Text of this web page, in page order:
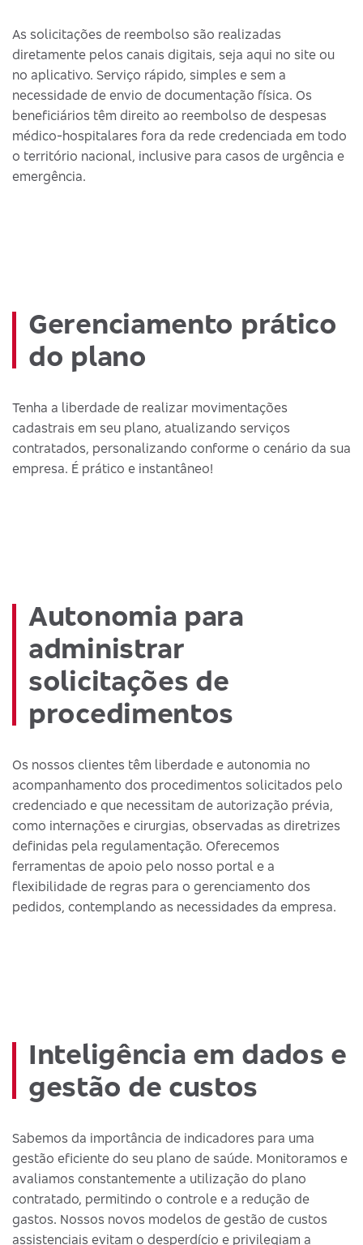
As solicitações de reembolso são realizadas
diretamente pelos canais digitais, seja aqui no site ou
no aplicativo. Serviço rápido, simples e sem a
necessidade de envio de documentação física. Os
beneficiários têm direito ao reembolso de despesas
médico-hospitalares fora da rede credenciada em todo
o território nacional, inclusive para casos de urgência e
emergência.
Gerenciamento prático
do plano
Tenha a liberdade de realizar movimentações
cadastrais em seu plano, atualizando serviços
contratados, personalizando conforme o cenário da sua
empresa. É prático e instantâneo!
Autonomia para
administrar
solicitações de
procedimentos
Os nossos clientes têm liberdade e autonomia no
acompanhamento dos procedimentos solicitados pelo
credenciado e que necessitam de autorização prévia,
como internações e cirurgias, observadas as diretrizes
definidas pela regulamentação. Oferecemos
ferramentas de apoio pelo nosso portal e a
flexibilidade de regras para o gerenciamento dos
pedidos, contemplando as necessidades da empresa.
Inteligência em dados e
gestão de custos
Sabemos da importância de indicadores para uma
gestão eficiente do seu plano de saúde. Monitoramos e
avaliamos constantemente a utilização do plano
contratado, permitindo o controle e a redução de
gastos. Nossos novos modelos de gestão de custos
assistenciais evitam o desperdício e privilegiam a